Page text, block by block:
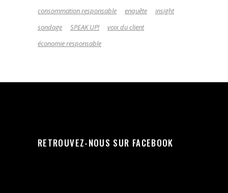
consommation responsable
enquête
insight
sondage
SPEAK UP!
voix du client
économie responsable
RETROUVEZ-NOUS SUR FACEBOOK